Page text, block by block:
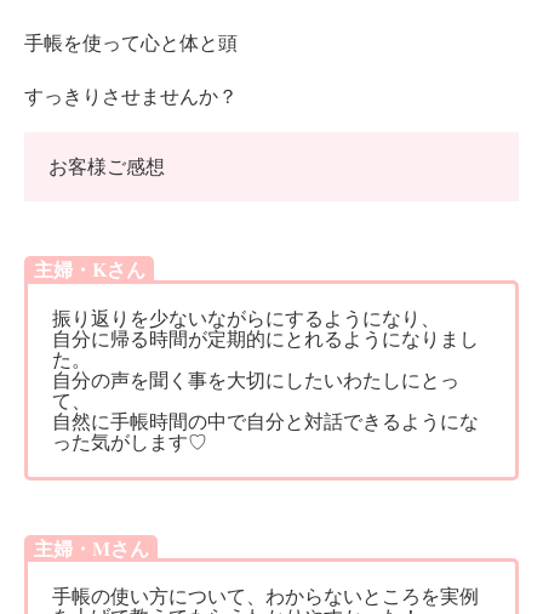
手帳を使って心と体と頭
すっきりさせませんか？
お客様ご感想
主婦・Kさん
振り返りを少ないながらにするようになり、
自分に帰る時間が定期的にとれるようになりまし
た。
自分の声を聞く事を大切にしたいわたしにとっ
て、
自然に手帳時間の中で自分と対話できるようにな
った気がします♡
主婦・Mさん
手帳の使い方について、わからないところを実例